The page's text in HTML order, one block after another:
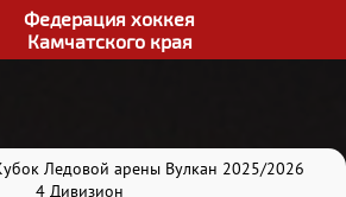
Федерация хоккея
Камчатского края
Ледовой арены Вулкан 2025/2026
4 Дивизион